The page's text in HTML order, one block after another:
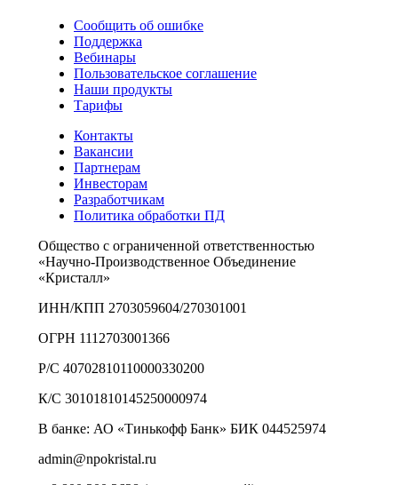
Сообщить об ошибке
Поддержка
Вебинары
Пользовательское соглашение
Наши продукты
Тарифы
Контакты
Вакансии
Партнерам
Инвесторам
Разработчикам
Политика обработки ПД
Общество с ограниченной ответственностью
«Научно-Производственное Объединение
«Кристалл»
ИНН/КПП 2703059604/270301001
ОГРН 1112703001366
Р/С 40702810110000330200
К/С 30101810145250000974
В банке: АО «Тинькофф Банк» БИК 044525974
admin@npokristal.ru